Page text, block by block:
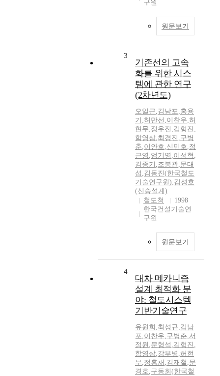
구원
원문보기
3
기존선의 고속
화를 위한 시스
템에 관한 연구
(2차년도)
오일근,김남포,홍용
기 ,허만선 ,이찬우,허
현무,정우진 ,김형진 ,
함영삼,최경진 ,구병
춘,이안호,신민호,정
근영 ,엄기영 ,이성혁 ,
김종기 ,조봉관,문대
섭 ,김동진(한국철도
기술연구원),김성호
(신승설계)
철도청
1998
한국건설기술연
구원
원문보기
4
대차 메카니즘
설계 최적화 분
야: 철도시스템
기반기술연구
유원희 ,최성규,김남
포,이찬우,구병춘,서
정원 ,문형석 ,김형진 ,
함영삼,강부병 ,허현
무,정흥채 ,김재철 ,문
경호,구동회(한국철